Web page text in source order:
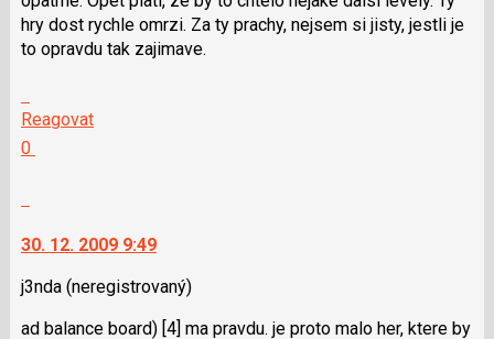
hry dost rychle omrzi. Za ty prachy, nejsem si jisty, jestli je
to opravdu tak zajimave.
na
navigaci
lze
použít
klávesy
Reagovat
0
jako
30. 12. 2009 9:49
j3nda (neregistrovaný)
ad balance board) [4] ma pravdu. je proto malo her, ktere by